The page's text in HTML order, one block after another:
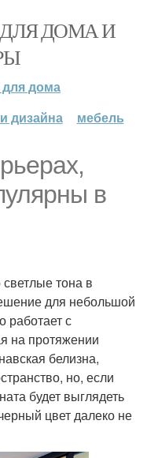
ДЛЯ ДОМА И
дома
дизайна мебель
в
светлые тона в
для небольшой
работает с
на протяжении
белизна,
но, если
будет выглядеть
цвет далеко не